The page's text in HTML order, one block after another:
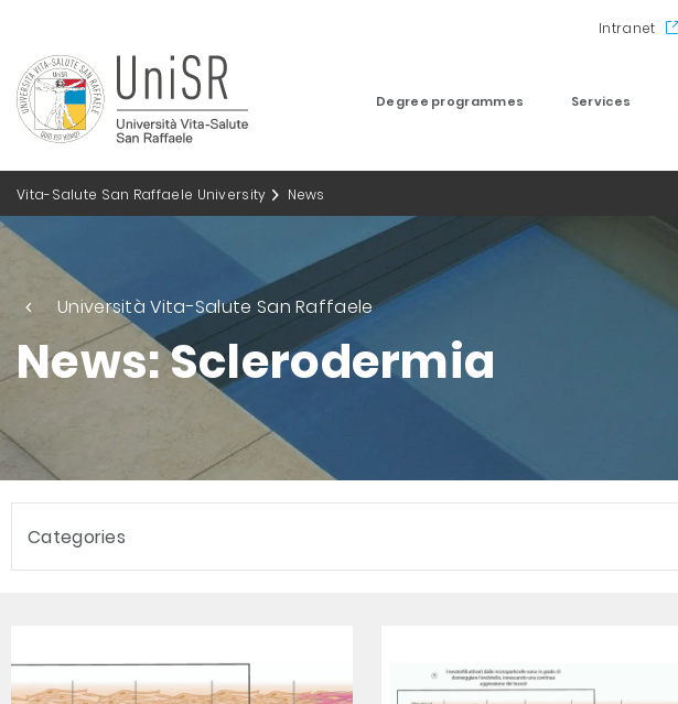
Intranet
Degree programmes Services
Vita-Salute San Raffaele University News
Università Vita-Salute San Raffaele
News: Sclerodermia
Categories